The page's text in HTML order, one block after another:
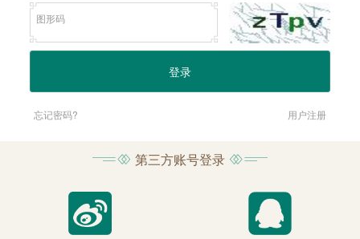
忘记密码? 用户注册
第三方账号登录